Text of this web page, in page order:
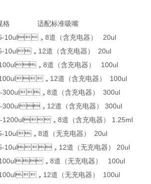
适配标准吸嘴
10ul，8道（含充电器） 20ul
10ul，12道（含充电器） 20ul
，8道（含充电器） 100ul
，12道（含充电器） 100ul
300ul，8道（含充电器） 300ul
300ul，12道（含充电器） 300ul
1200ul，8道（含充电器） 1.25ml
10ul，8道（无充电器） 20ul
10ul，12道（无充电器） 20ul
，8道（无充电器） 100ul
，12道（无充电器） 100ul